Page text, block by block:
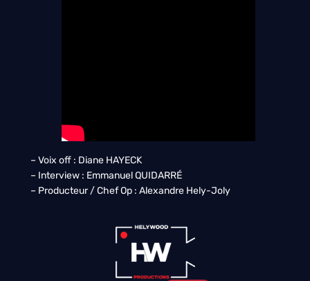
– Voix off : Diane HAYECK
– Interview : Emmanuel QUIDARRÉ
– Producteur / Chef Op : Alexandre Hely-Joly